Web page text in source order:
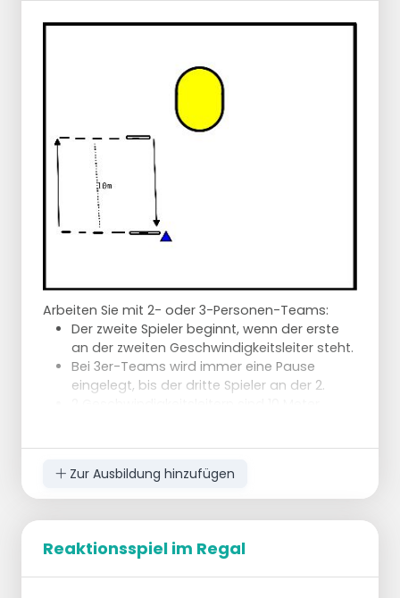
Arbeiten Sie mit 2- oder 3-Personen-Teams:
Der zweite Spieler beginnt, wenn der erste
an der zweiten Geschwindigkeitsleiter steht.
Bei 3er-Teams wird immer eine Pause
eingelegt, bis der dritte Spieler an der 2.
Du gehst links seitwärts durch die Speed
Knie hoch.
Zur Ausbildung hinzufügen
Reaktionsspiel im Regal